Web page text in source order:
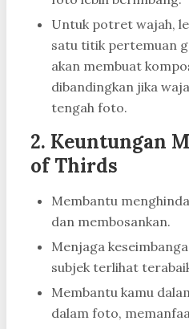
Untuk potret wajah,
satu titik pertemuan
akan membuat
dibandingkan jika
tengah foto.
2. Keuntungan
of Thirds
Membantu
dan membosankan.
Menjaga
subjek terlihat
Membantu kamu
dalam foto,